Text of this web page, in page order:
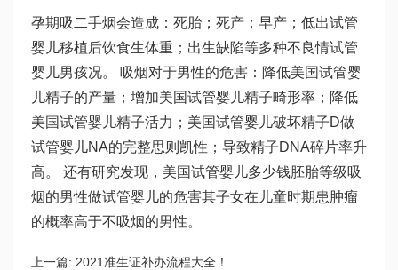
孕期吸二手烟会造成：死胎；死产；早产；低出试管
婴儿移植后饮食生体重；出生缺陷等多种不良情试管
婴儿男孩况。 吸烟对于男性的危害：降低美国试管婴
儿精子的产量；增加美国试管婴儿精子畸形率；降低
美国试管婴儿精子活力；美国试管婴儿破坏精子D做
试管婴儿NA的完整思则凯性；导致精子DNA碎片率升
高。 还有研究发现，美国试管婴儿多少钱胚胎等级吸
烟的男性做试管婴儿的危害其子女在儿童时期患肿瘤
的概率高于不吸烟的男性。
上一篇: 2021准生证补办流程大全！